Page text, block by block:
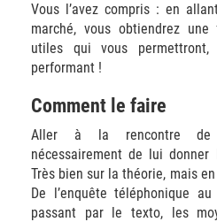
Vous l’avez compris : en
marché, vous obtiendrez une
utiles qui vous permettront,
performant !
Comment le faire
Aller à la rencontre de
nécessairement de lui
Très bien sur la théorie, mais
De l’enquête téléphonique
passant par le texto, les